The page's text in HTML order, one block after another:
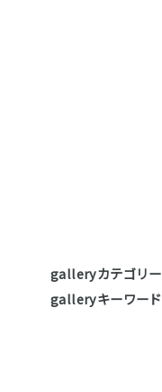
galleryカテゴリー
galleryキーワード